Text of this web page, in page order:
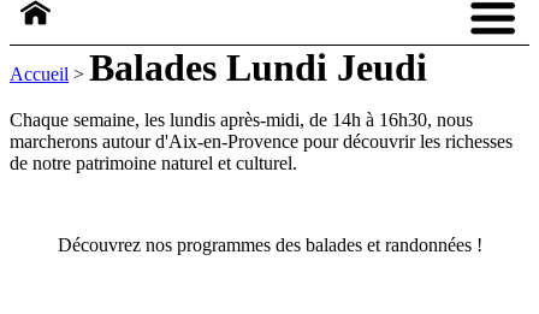
Accueil > Balades Lundi Jeudi
Chaque semaine, les lundis après-midi, de 14h à 16h30, nous
marcherons autour d'Aix-en-Provence pour découvrir les richesses
de notre patrimoine naturel et culturel.
Découvrez nos programmes des balades et randonnées !